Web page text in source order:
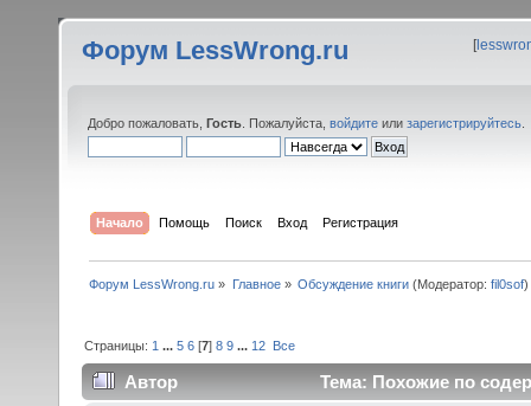
Форум LessWrong.ru [
Добро пожаловать, Гость . Пожалуйста, войдите или зарегистрируйтесь
Начало Помощь Поиск Вход Регистрация
Форум LessWrong.ru » Главное» Обсуждение книги(Модератор: fil0sof)
Страницы: 1 ...5 6 [7]8 9 ... 12 Все
Автор Тема: Похожие по